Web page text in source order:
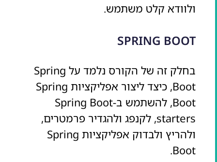
ולוודא קלט משתמש.
SPRING BOOT
בחלק זה של הקורס נלמד על Spring
Boot, כיצד ליצור אפליקציות Spring
Boot, להשתמש ב-Spring Boot
starters, לקנפג ולהגדיר פרמטרים,
ולהריץ ולבדוק אפליקציות Spring
Boot.